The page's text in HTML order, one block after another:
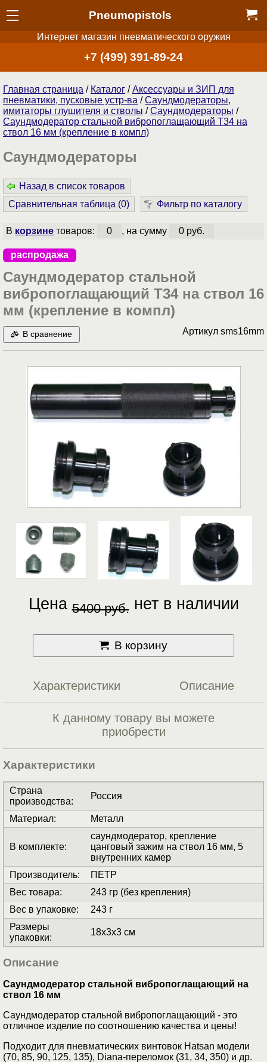
Pneumopistols
Интернет магазин пневматического оружия
+7 (499) 391-89-24
Главная страница / Каталог /Аксессуары и ЗИП для
пневматики, пусковые устр-ва /Саундмодераторы,
имитаторы глушителя и стволы /Саундмодераторы /
Cаундмодератор стальной вибропоглащающий T34 на
ствол 16 мм (крепление в компл)
Саундмодераторы
Назад в список товаров
Сравнительная таблица (0) Фильтр по каталогу
В корзинетоваров: 0 , на сумму 0 руб.
распродажа
Cаундмодератор стальной
вибропоглащающий T34 на ствол 16
мм (крепление в компл)
В сравнение Артикул sms16mm
Цена 5400 руб. нет в наличии
В корзину
Характеристики Описание
К данному товару вы можете
приобрести
Характеристики
Страна
производства:
Россия
Материал: Металл
В комплекте:
саундмодератор, крепление
цанговый зажим на ствол 16 мм, 5
внутренних камер
Производитель:
ПЕТР
Вес товара:
243 гр (без крепления)
Вес в упаковке:
243 г
Размеры
упаковки:
18x3x3 см
Описание
Саундмодератор стальной вибропоглащающий на
ствол 16 мм
Саундмодератор стальной вибропоглащающий - это
отличное изделие по соотношению качества и цены!
Подходит для пневматических винтовок Hatsan модели
(70, 85, 90, 125, 135), Diana-переломок (31, 34, 350) и др.